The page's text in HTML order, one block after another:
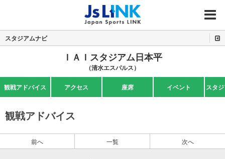
MENU
スタジアムナビ
ＩＡＩスタジアム日本平
（清水エスパルス）
観戦アドバイス アクセス 座席 イベント スタ
観戦アドバイス
前へ 一覧 次へ